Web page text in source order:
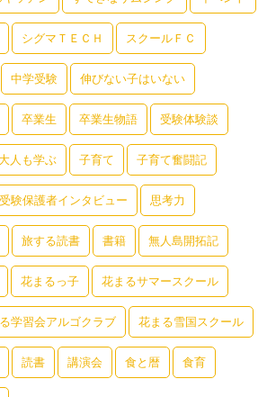
シグマＴＥＣＨ スクールＦＣ
中学受験 伸びない子はいない
卒業生 卒業生物語 受験体験談
大人も学ぶ 子育て 子育て奮闘記
験保護者インタビュー 思考力
旅する読書 書籍 無人島開拓記
花まるっ子 花まるサマースクール
学習会アルゴクラブ 花まる雪国スクール
読書 講演会 食と暦 食育